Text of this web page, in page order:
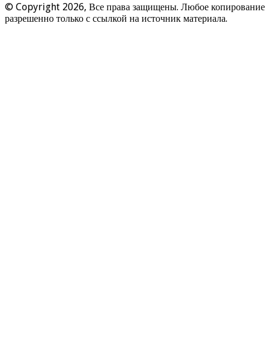
© Copyright 2026, Все права защищены. Любое копирование
разрешенно только с ссылкой на источник материала.